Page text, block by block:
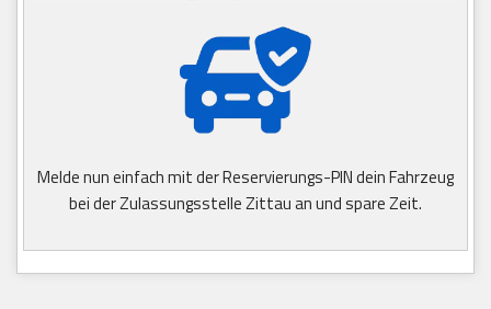
Melde nun einfach mit der Reservierungs-PIN dein Fahrzeug
bei der Zulassungsstelle Zittau an und spare Zeit.